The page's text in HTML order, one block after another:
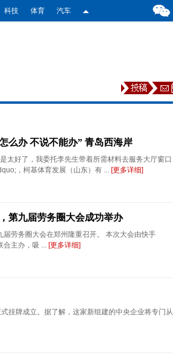
科技 体育 汽车
么办 不说不能办” 青岛西海岸
太好了，我委托李先生带着所需材料去服务大厅窗口
，柯基体育发展（山东）有 ... [更多详细]
第九届劳务圈大会成功举办
劳务圈大会在郑州隆重召开。 本次大会由快手
合主办，吸 ... [更多详细]
挂牌成立。据了解，这家新组建的中央企业将专门从